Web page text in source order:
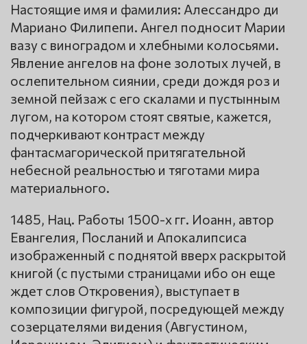
Настоящие имя и фамилия: Алессандро ди
Мариано Филипепи. Ангел подносит Марии
вазу с виноградом и хлебными колосьями.
Явление ангелов на фоне золотых лучей, в
ослепительном сиянии, среди дождя роз и
земной пейзаж с его скалами и пустынным
лугом, на котором стоят святые, кажется,
подчеркивают контраст между
фантасмагорической притягательной
небесной реальностью и тяготами мира
материального.
1485, Нац. Работы 1500-х гг. Иоанн, автор
Евангелия, Посланий и Апокалипсиса
изображенный с поднятой вверх раскрытой
книгой (с пустыми страницами ибо он еще
ждет слов Откровения), выступает в
композиции фигурой, посредующей между
созерцателями видения (Августином,